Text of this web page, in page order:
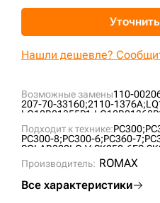
Возможные замены110-
207-70-33160;2110-1376A;
LQ12B01355P1;
YN12B01597P1;
Подходит к технике:PC300;
PC300-8;PC300-6;PC360-7;
SOLAR300LC-V;SK250-6ES;
SOLAR340LC-V;
SK200LC-6;
SOLAR500LC-V;SOLAR290LC-
SOLAR450LC-V;
Производитель: ROMAX
Все характеристики
Нашли дешевле?